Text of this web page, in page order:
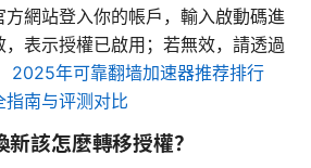
網站登入你的帳戶，輸入啟動碼進
表示授權已啟用；若無效，請透過
2025年可靠翻墙加速器推荐排行
南与评测对比
該怎麼轉移授權？